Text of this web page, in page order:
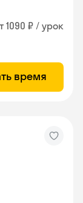
1090 ₽ / урок
время